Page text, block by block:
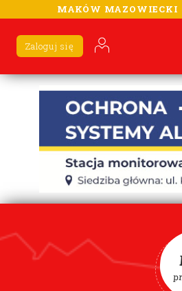
MAKÓW MAZOWIECKI
Zaloguj się